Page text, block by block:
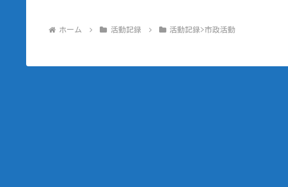
ホーム 活動記録 活動記録>市政活動